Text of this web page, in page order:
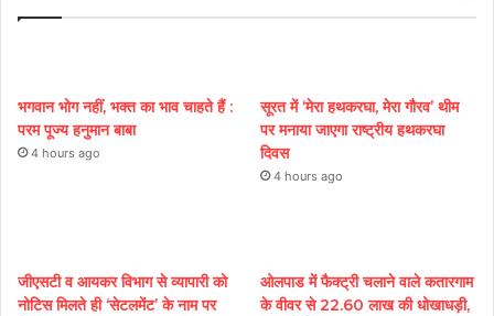
भगवान भोग नहीं, भक्त का भाव चाहते हैं :
परम पूज्य हनुमान बाबा
4 hours ago
सूरत में ‘मेरा हथकरघा, मेरा गौरव’ थीम
पर मनाया जाएगा राष्ट्रीय हथकरघा
दिवस
4 hours ago
जीएसटी व आयकर विभाग से व्यापारी को
नोटिस मिलते ही ‘सेटलमेंट’ के नाम पर
ओलपाड में फैक्ट्री चलाने वाले कतारगाम
के वीवर से 22.60 लाख की धोखाधड़ी,